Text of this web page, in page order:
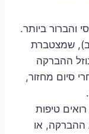
והברור ביותר.
שמצטברת
ההברקה
סיום מחזור,
טיפות
ההברקה, או